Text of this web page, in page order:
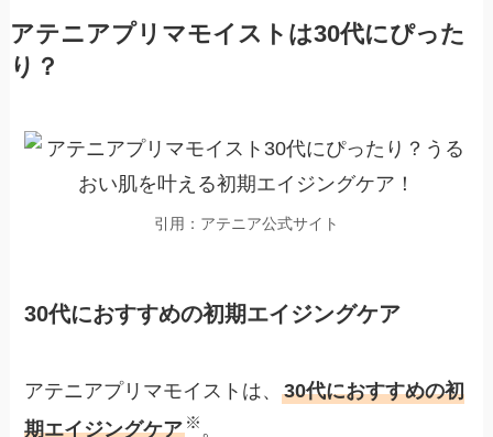
アテニアプリマモイストは30代にぴった
り？
引用：アテニア公式サイト
30代におすすめの初期エイジングケア
アテニアプリマモイストは、30代におすすめの初
期エイジングケア ※ 。